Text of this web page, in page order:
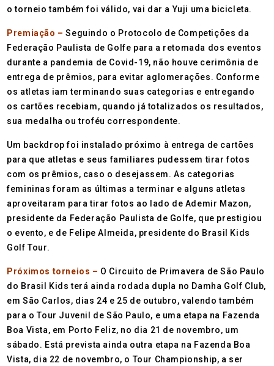
o torneio também foi válido, vai dar a Yuji uma bicicleta.
Premiação – Seguindo o Protocolo de Competições da
Federação Paulista de Golfe para a retomada dos eventos
durante a pandemia de Covid-19, não houve cerimônia de
entrega de prêmios, para evitar aglomerações. Conforme
os atletas iam terminando suas categorias e entregando
os cartões recebiam, quando já totalizados os resultados,
sua medalha ou troféu correspondente.
Um backdrop foi instalado próximo à entrega de cartões
para que atletas e seus familiares pudessem tirar fotos
com os prêmios, caso o desejassem. As categorias
femininas foram as últimas a terminar e alguns atletas
aproveitaram para tirar fotos ao lado de Ademir Mazon,
presidente da Federação Paulista de Golfe, que prestigiou
o evento, e de Felipe Almeida, presidente do Brasil Kids
Golf Tour.
Próximos torneios – O Circuito de Primavera de São Paulo
do Brasil Kids terá ainda rodada dupla no Damha Golf Club,
em São Carlos, dias 24 e 25 de outubro, valendo também
para o Tour Juvenil de São Paulo, e uma etapa na Fazenda
Boa Vista, em Porto Feliz, no dia 21 de novembro, um
sábado. Está prevista ainda outra etapa na Fazenda Boa
Vista, dia 22 de novembro, o Tour Championship, a ser